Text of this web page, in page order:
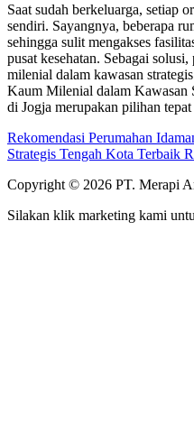
Saat sudah berkeluarga, setiap
sendiri. Sayangnya, beberapa
sehingga sulit mengakses
pusat kesehatan. Sebagai
milenial dalam kawasan
Kaum Milenial dalam Kawasan
di Jogja merupakan pilihan
Rekomendasi Perumahan
Strategis Tengah Kota Terbaik
Copyright © 2026 PT. Merapi
Silakan klik marketing kami